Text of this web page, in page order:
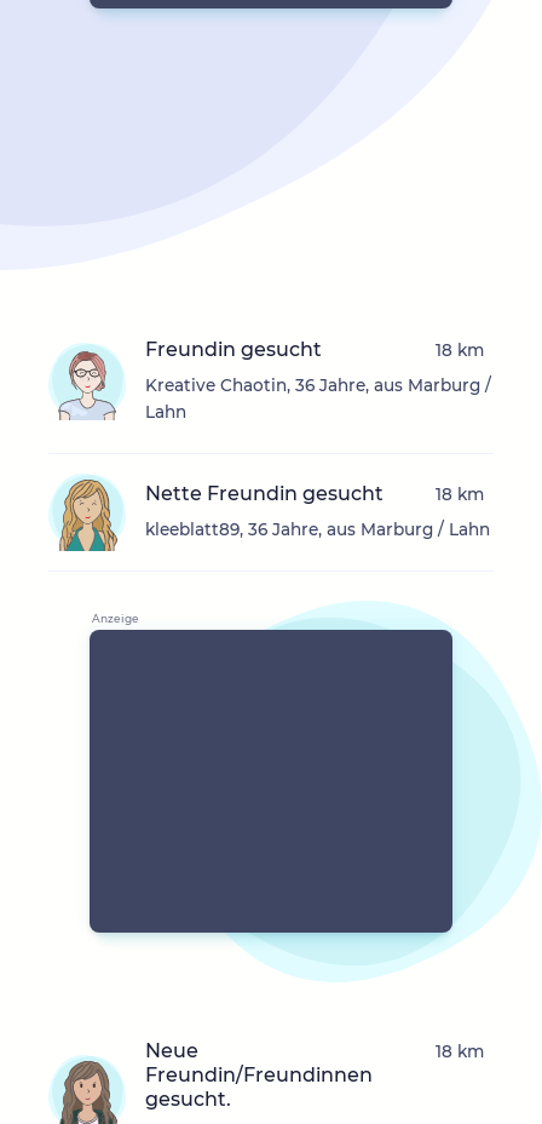
Freundin gesucht
Kreative Chaotin, 36 Jahre, aus Marburg /
Lahn
18 km
Nette Freundin gesucht
kleeblatt89, 36 Jahre, aus Marburg / Lahn
18 km
Neue
Freundin/Freundinnen
gesucht.
18 km